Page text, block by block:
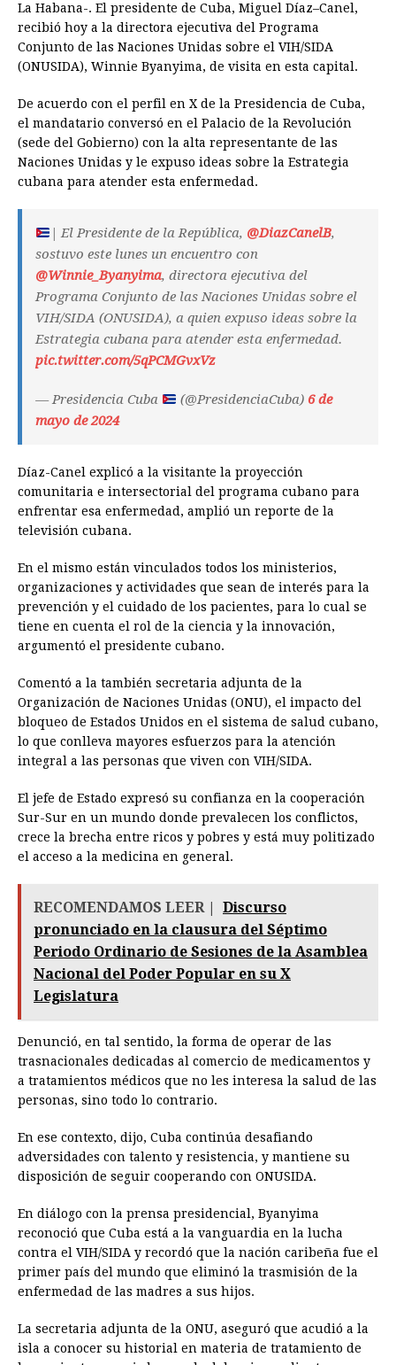
La Habana-. El presidente de Cuba, Miguel Díaz–Canel,
recibió hoy a la directora ejecutiva del Programa
Conjunto de las Naciones Unidas sobre el VIH/SIDA
(ONUSIDA), Winnie Byanyima, de visita en esta capital.
De acuerdo con el perfil en X de la Presidencia de Cuba,
el mandatario conversó en el Palacio de la Revolución
(sede del Gobierno) con la alta representante de las
Naciones Unidas y le expuso ideas sobre la Estrategia
cubana para atender esta enfermedad.
| El Presidente de la República, @DiazCanelB,
sostuvo este lunes un encuentro con
@Winnie_Byanyima, directora ejecutiva del
Programa Conjunto de las Naciones Unidas sobre el
VIH/SIDA (ONUSIDA), a quien expuso ideas sobre la
Estrategia cubana para atender esta enfermedad.
pic.twitter.com/5qPCMGvxVz
— Presidencia Cuba (@PresidenciaCuba) 6 de
mayo de 2024
Díaz-Canel explicó a la visitante la proyección
comunitaria e intersectorial del programa cubano para
enfrentar esa enfermedad, amplió un reporte de la
televisión cubana.
En el mismo están vinculados todos los ministerios,
organizaciones y actividades que sean de interés para la
prevención y el cuidado de los pacientes, para lo cual se
tiene en cuenta el rol de la ciencia y la innovación,
argumentó el presidente cubano.
Comentó a la también secretaria adjunta de la
Organización de Naciones Unidas (ONU), el impacto del
bloqueo de Estados Unidos en el sistema de salud cubano,
lo que conlleva mayores esfuerzos para la atención
integral a las personas que viven con VIH/SIDA.
El jefe de Estado expresó su confianza en la cooperación
Sur-Sur en un mundo donde prevalecen los conflictos,
crece la brecha entre ricos y pobres y está muy politizado
el acceso a la medicina en general.
RECOMENDAMOS LEER |
Discurso
pronunciado en la clausura del Séptimo
Periodo Ordinario de Sesiones de la Asamblea
Nacional del Poder Popular en su X
Legislatura
Denunció, en tal sentido, la forma de operar de las
trasnacionales dedicadas al comercio de medicamentos y
a tratamientos médicos que no les interesa la salud de las
personas, sino todo lo contrario.
En ese contexto, dijo, Cuba continúa desafiando
adversidades con talento y resistencia, y mantiene su
disposición de seguir cooperando con ONUSIDA.
En diálogo con la prensa presidencial, Byanyima
reconoció que Cuba está a la vanguardia en la lucha
contra el VIH/SIDA y recordó que la nación caribeña fue el
primer país del mundo que eliminó la trasmisión de la
enfermedad de las madres a sus hijos.
La secretaria adjunta de la ONU, aseguró que acudió a la
isla a conocer su historial en materia de tratamiento de